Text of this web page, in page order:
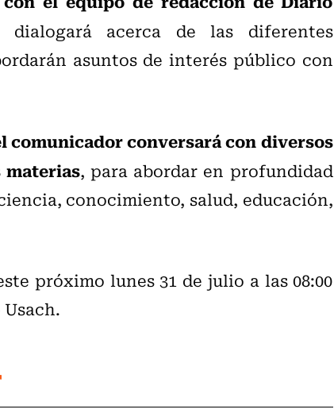
acerca de las diferentes
asuntos de interés público con
comunicador conversará con diversos
, para abordar en profundidad
conocimiento, salud, educación,
próximo lunes 31 de julio a las 08:00